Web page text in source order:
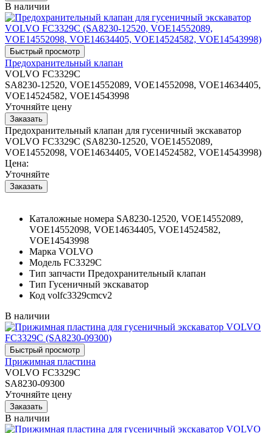
В наличии
Предохранительный клапан
VOLVO FC3329C
SA8230-12520, VOE14552089, VOE14552098, VOE14634405,
VOE14524582, VOE14543998
Уточняйте цену
Предохранительный клапан для гусеничный экскаватор
VOLVO FC3329C (SA8230-12520, VOE14552089,
VOE14552098, VOE14634405, VOE14524582, VOE14543998)
Цена:
Уточняйте
Каталожные номера SA8230-12520, VOE14552089,
VOE14552098, VOE14634405, VOE14524582,
VOE14543998
Марка VOLVO
Модель FC3329C
Тип запчасти Предохранительный клапан
Тип Гусеничный экскаватор
Код volfc3329cmcv2
В наличии
Прижимная пластина
VOLVO FC3329C
SA8230-09300
Уточняйте цену
В наличии